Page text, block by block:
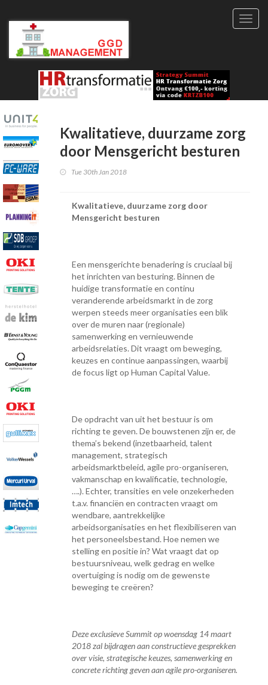
Kwalitatieve, duurzame zorg
door Mensgericht besturen
Tue 30th Jan 2018
Kwalitatieve, duurzame zorg door
Mensgericht besturen
Een mensgerichte benadering is cruciaal bij
het inrichten van besturing. Binnen de
huidige transformatie en continu
veranderende arbeidsmarkt in de zorg
werpen steeds meer organisaties een blik
over de muren naar (regionale)
samenwerking en vernieuwende
arbeidsrelaties. Dit vraagt om beweging,
keuzes en continue aanpassingen, waarbij
de focus ligt op Human Capital Value.
De opdracht van uit het bestuur is om
richting te geven. De bouwstenen zijn er, de
thema’s bekend (inzetbaarheid, talent
management, strategisch
arbeidsmarktbeleid, agile pro-organiseren,
vakmanschap en kwalificatie, technologie,
….). Echter, transities en vele onzekerheden
t.a.v. financiën en contracten vraagt om
wendbare, aantrekkelijke
arbeidsorganisaties en het flexibiliseren van
het personeelsbestand. Hoe nemen we
stelling en positie in? Wat vraagt dat op
bestuursniveau, welk gedrag en welke
overtuiging is nodig om de gewenste
beweging te creëren?
Deze exclusieve Summit op woensdag 14 maart
2018 zal bijdragen aan constructieve gesprekken
over visie, strategische keuzes, samenwerking en
concrete richting geven aan agile pro-organiseren.